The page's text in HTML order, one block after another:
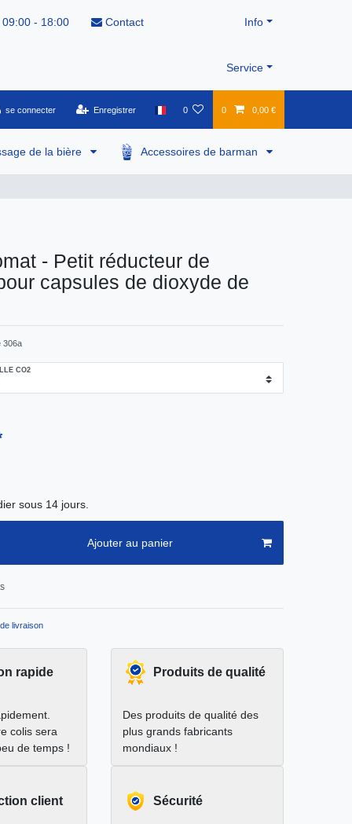
- 18:00 Contact Info
Service
se connecter Enregistrer 0 0 0,00 €
de la bière Accessoires de barman
- Petit réducteur de
capsules de dioxyde de
306a
CO2
sous 14 jours.
Ajouter au panier
livraison
rapide
colis sera
de temps !
Produits de qualité
Des produits de qualité des
plus grands fabricants
mondiaux !
client Sécurité